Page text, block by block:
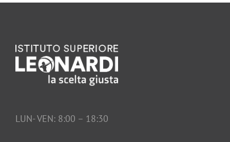
LUN- VEN: 8:00 – 18:30